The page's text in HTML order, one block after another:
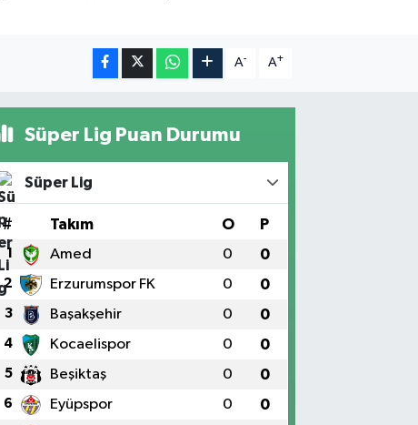
A- A+
Süper Lig Puan Durumu
Süper Lig
# Takım O P
1 Amed 0 0
2 Erzurumspor FK 0 0
3 Başakşehir 0 0
4 Kocaelispor 0 0
5 Beşiktaş 0 0
6 Eyüpspor 0 0